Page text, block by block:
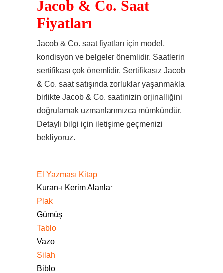
Jacob & Co. Saat
Fiyatları
Jacob & Co. saat fiyatları için model,
kondisyon ve belgeler önemlidir. Saatlerin
sertifikası çok önemlidir. Sertifikasız Jacob
& Co. saat satışında zorluklar yaşanmakla
birlikte Jacob & Co. saatinizin orjinalliğini
doğrulamak uzmanlarımızca mümkündür.
Detaylı bilgi için iletişime geçmenizi
bekliyoruz.
El Yazması Kitap
Kuran-ı Kerim Alanlar
Plak
Gümüş
Tablo
Vazo
Silah
Biblo